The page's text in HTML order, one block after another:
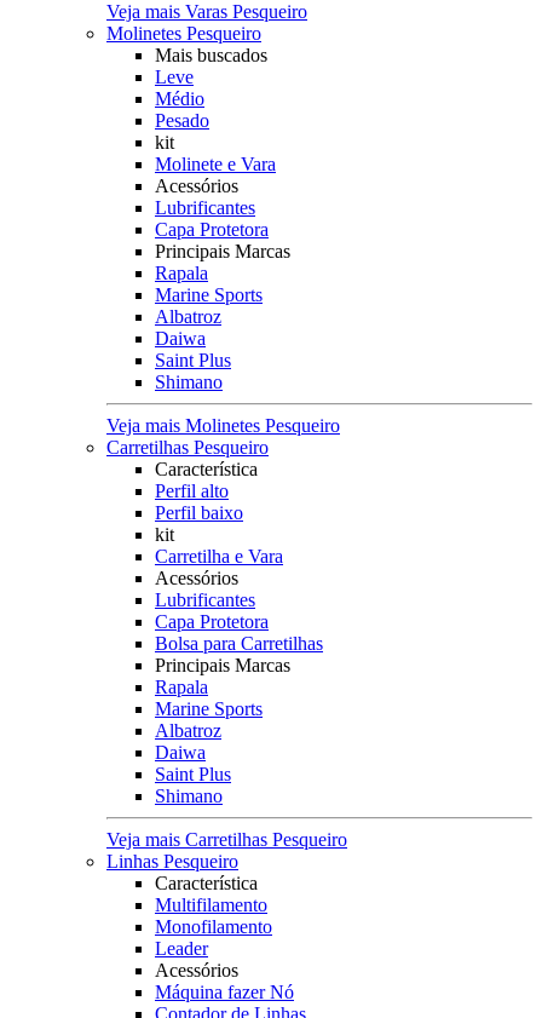
Veja mais Varas Pesqueiro
Molinetes Pesqueiro
Mais buscados
Leve
Médio
Pesado
kit
Molinete e Vara
Acessórios
Lubrificantes
Capa Protetora
Principais Marcas
Rapala
Marine Sports
Albatroz
Daiwa
Saint Plus
Shimano
Veja mais Molinetes Pesqueiro
Carretilhas Pesqueiro
Característica
Perfil alto
Perfil baixo
kit
Carretilha e Vara
Acessórios
Lubrificantes
Capa Protetora
Bolsa para Carretilhas
Principais Marcas
Rapala
Marine Sports
Albatroz
Daiwa
Saint Plus
Shimano
Veja mais Carretilhas Pesqueiro
Linhas Pesqueiro
Característica
Multifilamento
Monofilamento
Leader
Acessórios
Máquina fazer Nó
Contador de Linhas